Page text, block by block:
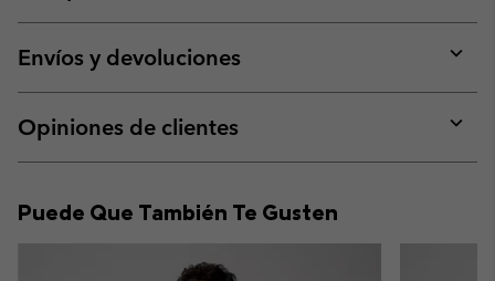
or
Envíos y devoluciones
or
Opiniones de clientes
or
Puede Que También Te Gusten